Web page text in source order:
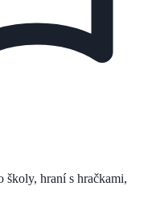
školy, hraní s hračkami,